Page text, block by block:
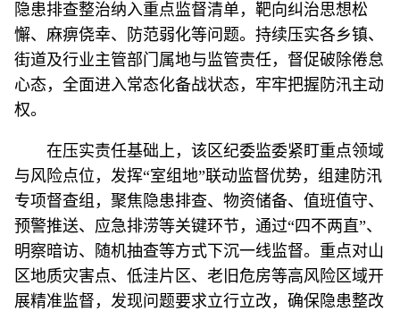
隐患排查整治纳入重点监督清单，靶向纠治思想松
懈、麻痹侥幸、防范弱化等问题。持续压实各乡镇、
街道及行业主管部门属地与监管责任，督促破除倦怠
心态，全面进入常态化备战状态，牢牢把握防汛主动
权。
在压实责任基础上，该区纪委监委紧盯重点领域
与风险点位，发挥“室组地”联动监督优势，组建防汛
专项督查组，聚焦隐患排查、物资储备、值班值守、
预警推送、应急排涝等关键环节，通过“四不两直”、
明察暗访、随机抽查等方式下沉一线监督。重点对山
区地质灾害点、低洼片区、老旧危房等高风险区域开
展精准监督，发现问题要求立行立改，确保隐患整改